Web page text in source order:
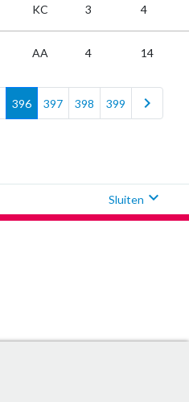
KC 3 4
AA 4 14
396 397 398 399 chevron_right
Sluiten expand_more